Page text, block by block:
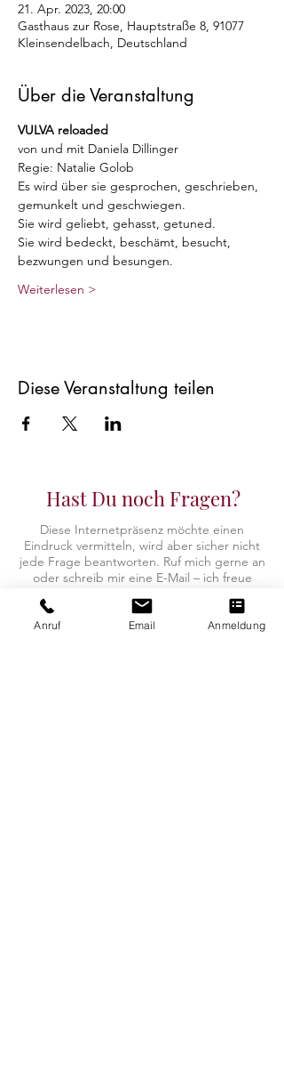
21. Apr. 2023, 20:00
Gasthaus zur Rose, Hauptstraße 8, 91077
Kleinsendelbach, Deutschland
Über die Veranstaltung
VULVA reloaded
von und mit Daniela Dillinger
Regie: Natalie Golob
Es wird über sie gesprochen, geschrieben,
gemunkelt und geschwiegen.
Sie wird geliebt, gehasst, getuned.
Sie wird bedeckt, beschämt, besucht,
bezwungen und besungen.
Weiterlesen >
Diese Veranstaltung teilen
Hast Du noch Fragen?
Diese Internetpräsenz möchte einen
Eindruck vermitteln, wird aber sicher nicht
jede Frage beantworten. Ruf mich gerne an
oder schreib mir eine E-Mail – ich freue
Anruf Email Anmeldung